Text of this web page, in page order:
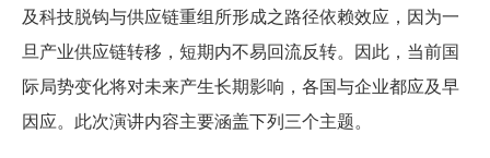
及科技脱钩与供应链重组所形成之路径依赖效应，因为一
旦产业供应链转移，短期内不易回流反转。因此，当前国
际局势变化将对未来产生长期影响，各国与企业都应及早
因应。此次演讲内容主要涵盖下列三个主题。